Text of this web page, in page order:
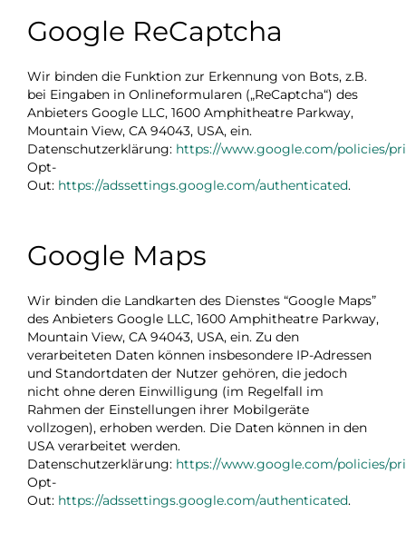
Google ReCaptcha
Wir binden die Funktion zur Erkennung von Bots, z.B.
bei Eingaben in Onlineformularen („ReCaptcha“) des
Anbieters Google LLC, 1600 Amphitheatre Parkway,
Mountain View, CA 94043, USA, ein.
Datenschutzerklärung: https://www.google.com/policies/
Opt-
Out: https://adssettings.google.com/authenticated.
Google Maps
Wir binden die Landkarten des Dienstes “Google Maps”
des Anbieters Google LLC, 1600 Amphitheatre Parkway,
Mountain View, CA 94043, USA, ein. Zu den
verarbeiteten Daten können insbesondere IP-Adressen
und Standortdaten der Nutzer gehören, die jedoch
nicht ohne deren Einwilligung (im Regelfall im
Rahmen der Einstellungen ihrer Mobilgeräte
vollzogen), erhoben werden. Die Daten können in den
USA verarbeitet werden.
Datenschutzerklärung: https://www.google.com/policies/
Opt-
Out: https://adssettings.google.com/authenticated.